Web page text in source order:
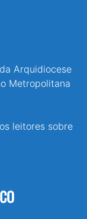
Arquidiocese
Metropolitana
leitores sobre